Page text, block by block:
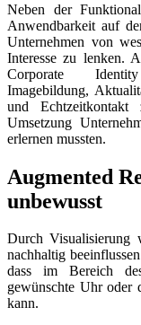
Neben der
Anwendbarkeit auf
Unternehmen von
Interesse zu lenken.
Corporate
Imagebildung,
und Echtzeitkontakt
Umsetzung
erlernen mussten.
Augmented
unbewusst
Durch Visualisierung
nachhaltig
dass im Bereich
gewünschte Uhr
kann.